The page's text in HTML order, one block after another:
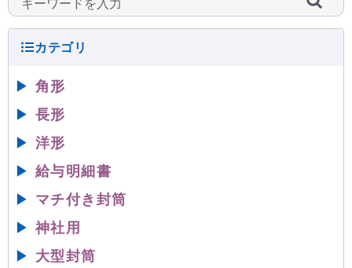
▶ 角形
▶ 長形
▶ 洋形
▶ 給与明細書
▶ マチ付き封筒
▶ 神社用
▶ 大型封筒